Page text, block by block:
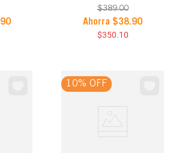
90
$389.00
Ahorra $38.90
$350.10
10% OFF